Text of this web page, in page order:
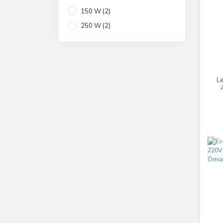
Losst (1)
Sayport (1)
Turuncu (1)
Yeşil (1)
150 W (2)
250 W (2)